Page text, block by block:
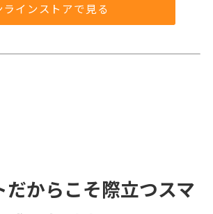
ラインストアで見る
だからこそ際立つスマ